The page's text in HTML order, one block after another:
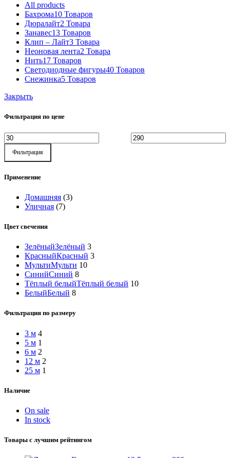
All products
Бахрома10 Товаров
Дюралайт2 Товара
Занавес13 Товаров
Клип – Лайт3 Товара
Неоновая лента2 Товара
Нить17 Товаров
Светодиодные фигуры40 Товаров
Снежинка5 Товаров
Закрыть
Фильтрация по цене
Минимальная
цена
Максимальная
цена
Фильтрация
Применение
Домашняя (3)
Уличная (7)
Цвет свечения
ЗелёныйЗелёный 3
КрасныйКрасный 3
МультиМульти 10
СинийСиний 8
Тёплый белыйТёплый белый 10
БелыйБелый 8
Фильтрация по размеру
3 м 4
5 м 1
6 м 2
12 м 2
25 м 1
Наличие
On sale
In stock
Товары с лучшим рейтингом